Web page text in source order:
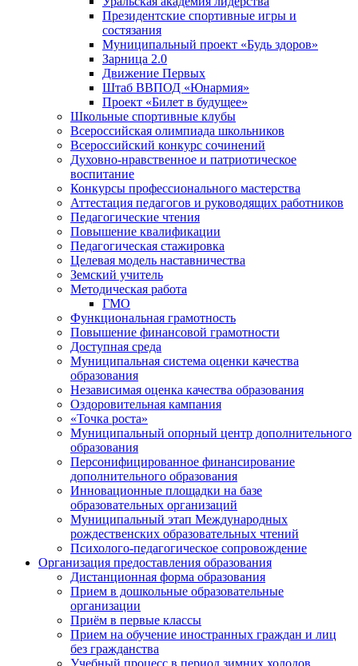
Президентские спортивные игры и
состязания
Муниципальный проект «Будь здоров»
Зарница 2.0
Движение Первых
Штаб ВВПОД «Юнармия»
Проект «Билет в будущее»
Школьные спортивные клубы
Всероссийская олимпиада школьников
Всероссийский конкурс сочинений
Духовно-нравственное и патриотическое
воспитание
Конкурсы профессионального мастерства
Аттестация педагогов и руководящих работников
Педагогические чтения
Повышение квалификации
Педагогическая стажировка
Целевая модель наставничества
Земский учитель
Методическая работа
ГМО
Функциональная грамотность
Повышение финансовой грамотности
Доступная среда
Муниципальная система оценки качества
образования
Независимая оценка качества образования
Оздоровительная кампания
«Точка роста»
Муниципальный опорный центр дополнительного
образования
Персонифицированное финансирование
дополнительного образования
Инновационные площадки на базе
образовательных организаций
Муниципальный этап Международных
рождественских образовательных чтений
Психолого-педагогическое сопровождение
Организация предоставления образования
Дистанционная форма образования
Прием в дошкольные образовательные
организации
Приём в первые классы
Прием на обучение иностранных граждан и лиц
без гражданства